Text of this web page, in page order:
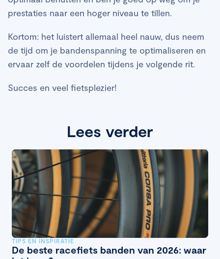
prestaties naar een hoger niveau te tillen.
Kortom: het luistert allemaal heel nauw, dus neem
de tijd om je bandenspanning te optimaliseren en
ervaar zelf de voordelen tijdens je volgende rit.
Succes en veel fietsplezier!
Lees verder
TIPS EN INSPIRATIE
De beste racefiets banden van 2026: waar